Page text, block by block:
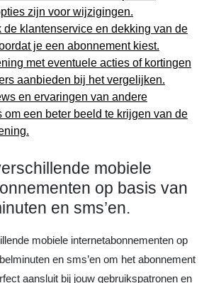
zijn voor wijzigingen.
de klantenservice en dekking van de
je een abonnement kiest.
met eventuele acties of kortingen
aanbieden bij het vergelijken.
en ervaringen van andere
om een beter beeld te krijgen van de
mobiele
op basis van
en sms’en.
mobiele internetabonnementen op
en sms’en om het abonnement
aansluit bij jouw gebruikspatronen en